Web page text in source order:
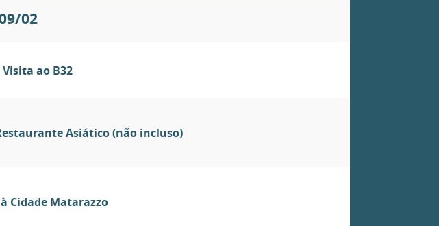
02
Visita ao B32
Asiático (não incluso)
Cidade Matarazzo